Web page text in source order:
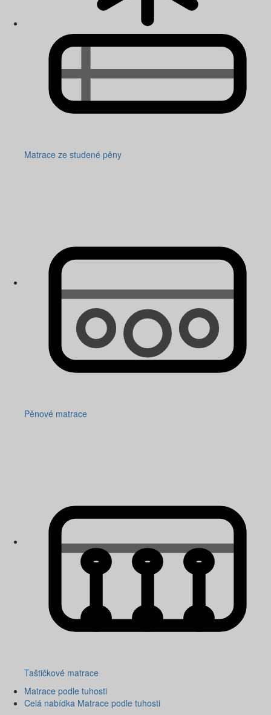
Matrace ze studené pěny
Pěnové matrace
Taštičkové matrace
Matrace podle tuhosti
Celá nabídka Matrace podle tuhosti